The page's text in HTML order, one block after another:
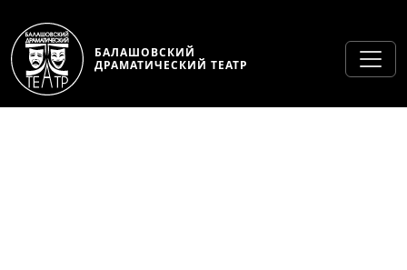
БАЛАШОВСКИЙ
ДРАМАТИЧЕСКИЙ ТЕАТР